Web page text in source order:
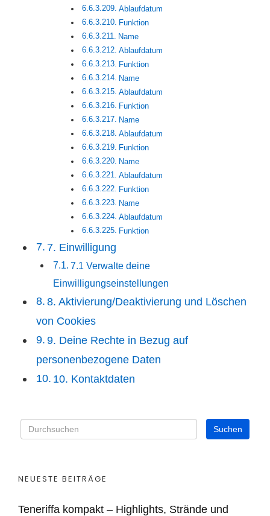
Ablaufdatum
Funktion
Name
Ablaufdatum
Funktion
Name
Ablaufdatum
Funktion
Name
Ablaufdatum
Funktion
Name
Ablaufdatum
Funktion
Name
Ablaufdatum
Funktion
7. Einwilligung
7.1 Verwalte deine
Einwilligungseinstellungen
8. Aktivierung/Deaktivierung und Löschen
von Cookies
9. Deine Rechte in Bezug auf
personenbezogene Daten
10. Kontaktdaten
NEUESTE BEITRÄGE
Teneriffa kompakt – Highlights, Strände und